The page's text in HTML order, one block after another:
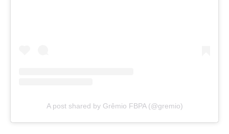
A post shared by Grêmio FBPA (@gremio)